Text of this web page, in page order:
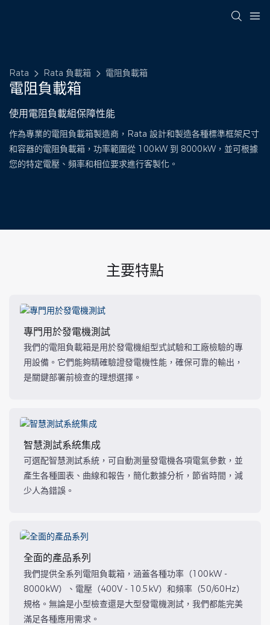
Rata Rata 負載箱 電阻負載箱
電阻負載箱
使用電阻負載組保障性能
作為專業的電阻負載箱製造商，Rata 設計和製造各種標準框架尺寸
和容器的電阻負載箱，功率範圍從 100kW 到 8000kW，並可根據
您的特定電壓、頻率和相位要求進行客製化。
主要特點
專門用於發電機測試
我們的電阻負載箱是用於發電機組型式試驗和工廠檢驗的專
用設備。它們能夠精確驗證發電機性能，確保可靠的輸出，
是關鍵部署前檢查的理想選擇。
智慧測試系統集成
可選配智慧測試系統，可自動測量發電機各項電氣參數，並
產生各種圖表、曲線和報告，簡化數據分析，節省時間，減
少人為錯誤。
全面的產品系列
我們提供全系列電阻負載箱，涵蓋各種功率（100kW -
8000kW）、電壓（400V - 10.5kV）和頻率（50/60Hz）
規格。無論是小型檢查還是大型發電機測試，我們都能完美
滿足各種應用需求。